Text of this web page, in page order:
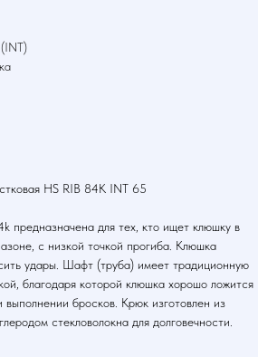
HS RIB 84K INT 65
предназначена для тех, кто ищет клюшку в
с низкой точкой прогиба. Клюшка
удары. Шафт (труба) имеет традиционную
благодаря которой клюшка хорошо ложится
бросков. Крюк изготовлен из
стекловолокна для долговечности.